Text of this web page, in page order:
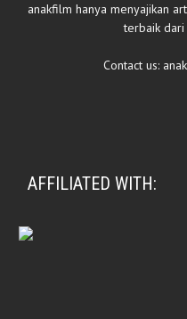
anakfilm hanya menyajikan
terbaik dari
Contact us:
AFFILIATED WITH: